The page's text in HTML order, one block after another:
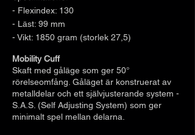
- Flexindex: 130
- Läst: 99 mm
- Vikt: 1850 gram (storlek 27,5)
Mobility Cuff
Skaft med gåläge som ger 50°
rörelseomfång. Gåläget är konstruerat av
metalldelar och ett självjusterande system -
S.A.S. (Self Adjusting System) som ger
minimalt spel mellan delarna.